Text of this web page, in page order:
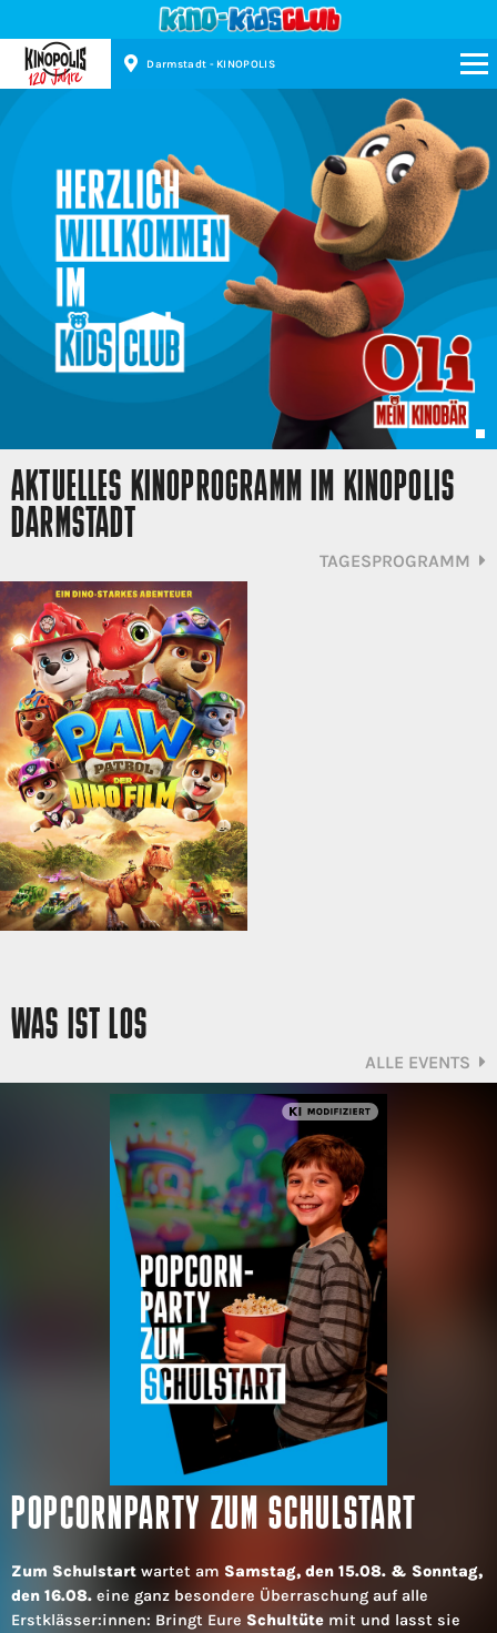
Darmstadt - KINOPOLIS
AKTUELLES KINOPROGRAMM IM KINOPOLIS
DARMSTADT
TAGESPROGRAMM
WAS IST LOS
ALLE EVENTS
POPCORNPARTY ZUM SCHULSTART
Zum Schulstart wartet am Samstag, den 15.08. & Sonntag,
den 16.08. eine ganz besondere Überraschung auf alle
Erstklässer:innen: Bringt Eure Schultüte mit und lasst sie